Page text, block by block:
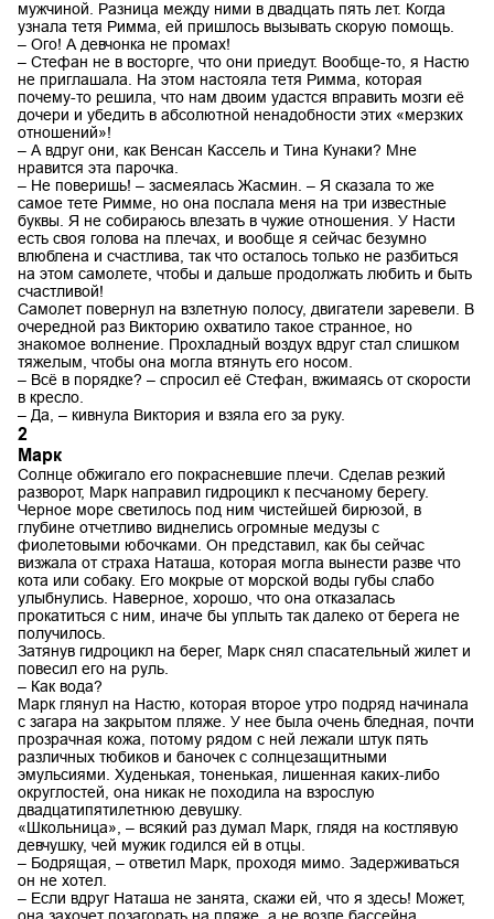
мужчиной. Разница между ними в двадцать пять лет. Когда
узнала тетя Римма, ей пришлось вызывать скорую помощь.
– Ого! А девчонка не промах!
– Стефан не в восторге, что они приедут. Вообще-то, я Настю
не приглашала. На этом настояла тетя Римма, которая
почему-то решила, что нам двоим удастся вправить мозги её
дочери и убедить в абсолютной ненадобности этих «мерзких
отношений»!
– А вдруг они, как Венсан Кассель и Тина Кунаки? Мне
нравится эта парочка.
– Не поверишь! – засмеялась Жасмин. – Я сказала то же
самое тете Римме, но она послала меня на три известные
буквы. Я не собираюсь влезать в чужие отношения. У Насти
есть своя голова на плечах, и вообще я сейчас безумно
влюблена и счастлива, так что осталось только не разбиться
на этом самолете, чтобы и дальше продолжать любить и быть
счастливой!
Самолет повернул на взлетную полосу, двигатели заревели. В
очередной раз Викторию охватило такое странное, но
знакомое волнение. Прохладный воздух вдруг стал слишком
тяжелым, чтобы она могла втянуть его носом.
– Всё в порядке? – спросил её Стефан, вжимаясь от скорости
в кресло.
– Да, – кивнула Виктория и взяла его за руку.
2
Марк
Солнце обжигало его покрасневшие плечи. Сделав резкий
разворот, Марк направил гидроцикл к песчаному берегу.
Черное море светилось под ним чистейшей бирюзой, в
глубине отчетливо виднелись огромные медузы с
фиолетовыми юбочками. Он представил, как бы сейчас
визжала от страха Наташа, которая могла вынести разве что
кота или собаку. Его мокрые от морской воды губы слабо
улыбнулись. Наверное, хорошо, что она отказалась
прокатиться с ним, иначе бы уплыть так далеко от берега не
получилось.
Затянув гидроцикл на берег, Марк снял спасательный жилет и
повесил его на руль.
– Как вода?
Марк глянул на Настю, которая второе утро подряд начинала
с загара на закрытом пляже. У нее была очень бледная, почти
прозрачная кожа, потому рядом с ней лежали штук пять
различных тюбиков и баночек с солнцезащитными
эмульсиями. Худенькая, тоненькая, лишенная каких-либо
округлостей, она никак не походила на взрослую
двадцатипятилетнюю девушку.
«Школьница», – всякий раз думал Марк, глядя на костлявую
девчушку, чей мужик годился ей в отцы.
– Бодрящая, – ответил Марк, проходя мимо. Задерживаться
он не хотел.
– Если вдруг Наташа не занята, скажи ей, что я здесь! Может,